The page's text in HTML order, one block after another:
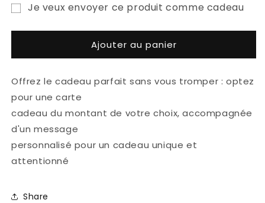
de
de
Je veux envoyer ce produit comme cadeau
carte-
cadeau
réduit
Ajouter au panier
Offrez le cadeau parfait sans vous tromper : optez
pour une carte
cadeau du montant de votre choix, accompagnée
d'un message
personnalisé pour un cadeau unique et
attentionné
Share